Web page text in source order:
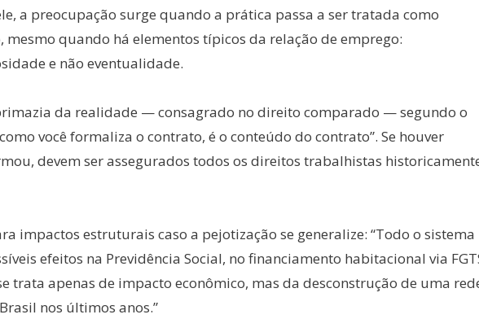
a preocupação surge quando a prática passa a ser tratada como
quando há elementos típicos da relação de emprego:
e não eventualidade.
da realidade — consagrado no direito comparado — segundo o
você formaliza o contrato, é o conteúdo do contrato”. Se houver
devem ser assegurados todos os direitos trabalhistas
impactos estruturais caso a pejotização se generalize: “Todo o sistema
efeitos na Previdência Social, no financiamento habitacional via
trata apenas de impacto econômico, mas da desconstrução de uma
nos últimos anos.”